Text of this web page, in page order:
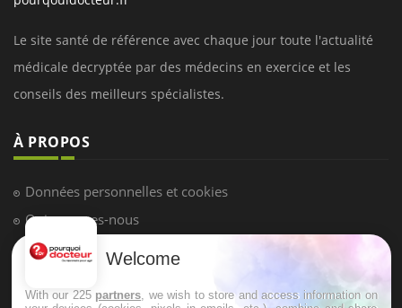
Le site santé de référence avec chaque jour toute l'actualité
médicale decryptée par des médecins en exercice et les
conseils des meilleurs spécialistes.
À PROPOS
Données personnelles et cookies
Qui sommes-nous
Conditions d'utilisation
Mentions Légales
Welcome
With our 225 partners , we wish to store and access information on